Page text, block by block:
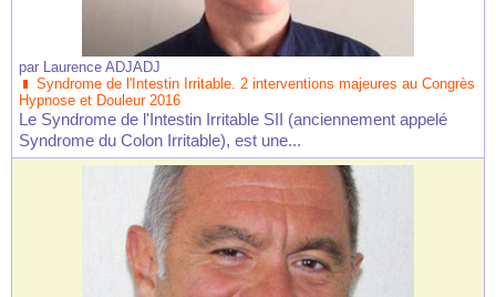
par Laurence ADJADJ
Syndrome de l'Intestin Irritable. 2 interventions majeures au Congrès
Hypnose et Douleur 2016
Le Syndrome de l'Intestin Irritable SII (anciennement appelé
Syndrome du Colon Irritable), est une...